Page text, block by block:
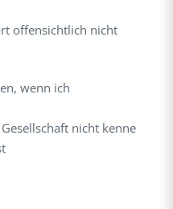
offensichtlich nicht
wenn ich
nicht kenne